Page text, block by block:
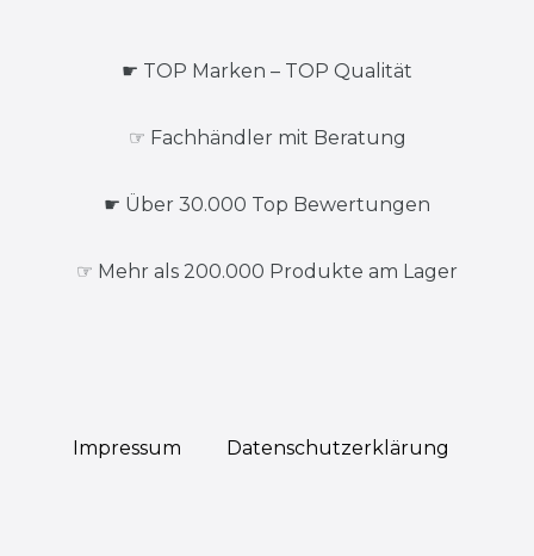
☛ TOP Marken – TOP Qualität
☞ Fachhändler mit Beratung
☛ Über 30.000 Top Bewertungen
☞ Mehr als 200.000 Produkte am Lager
Impressum Daten­schutz­erklärung